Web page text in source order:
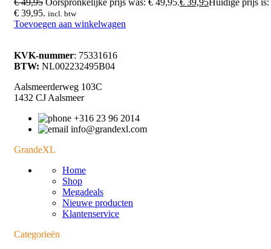
€49,95 Oorspronkelijke prijs was: € 49,95.€ 39,95Huidige prijs is:
€ 39,95. incl. btw
Toevoegen aan winkelwagen
KVK-nummer: 75331616
BTW: NL002232495B04
Aalsmeerderweg 103C
1432 CJ Aalsmeer
+316 23 96 2014
info@grandexl.com
GrandeXL
Home
Shop
Megadeals
Nieuwe producten
Klantenservice
Categorieën